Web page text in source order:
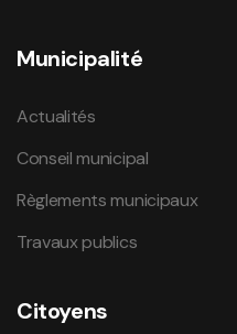
Municipalité
Actualités
Conseil municipal
Règlements municipaux
Travaux publics
Citoyens